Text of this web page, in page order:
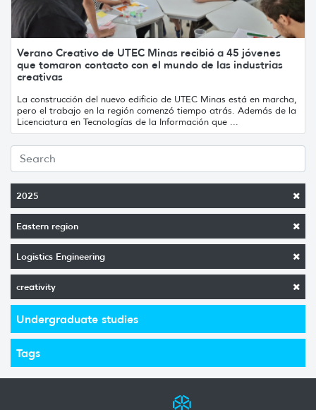
2025
Eastern region
Logistics Engineering
creativity
Undergraduate studies
Tags
Verano Creativo de UTEC Minas recibió a 45 jóvenes
que tomaron contacto con el mundo de las industrias
creativas
La construcción del nuevo edificio de UTEC Minas está en marcha,
pero el trabajo en la región comenzó tiempo atrás. Además de la
Licenciatura en Tecnologías de la Información que ...